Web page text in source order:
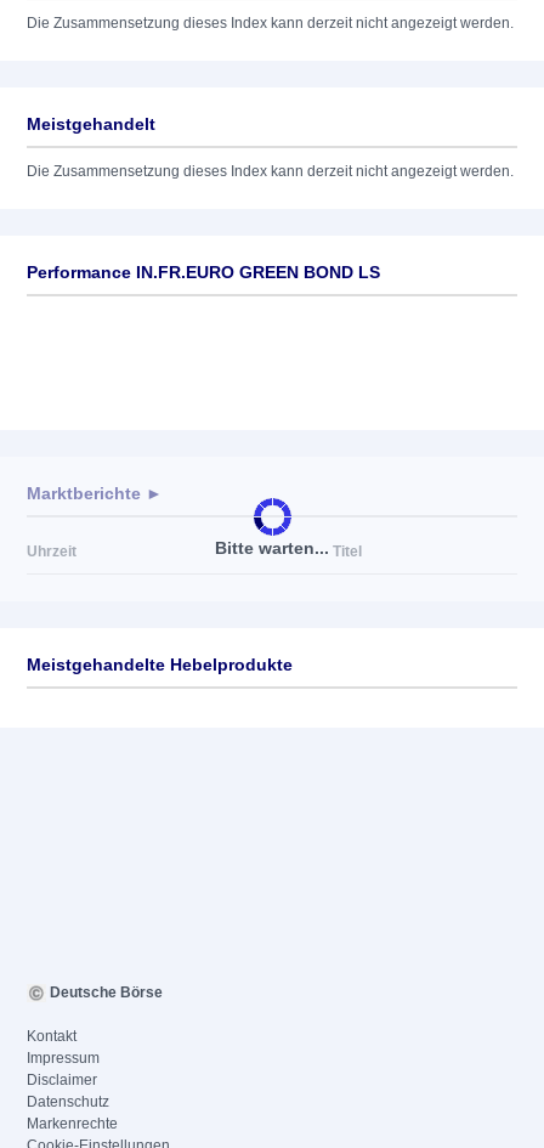
Die Zusammensetzung dieses Index kann derzeit nicht angezeigt werden.
Meistgehandelt
Die Zusammensetzung dieses Index kann derzeit nicht angezeigt werden.
Performance IN.FR.EURO GREEN BOND LS
Bitte warten...
Marktberichte ►
Uhrzeit Titel
Meistgehandelte Hebelprodukte
Deutsche Börse
Kontakt
Impressum
Disclaimer
Datenschutz
Markenrechte